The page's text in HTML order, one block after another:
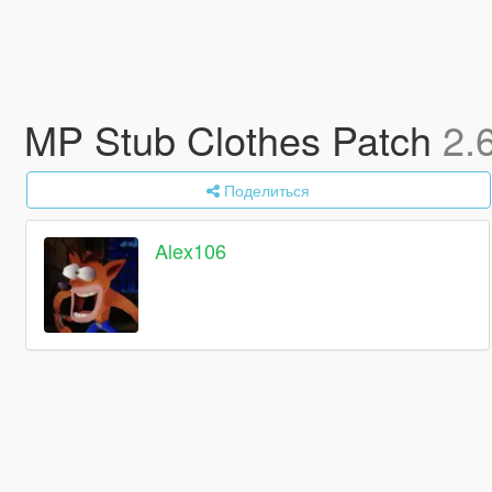
MP Stub Clothes Patch
Поделиться
Alex106